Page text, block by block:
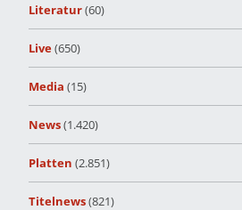
Literatur(60)
Live(650)
Media (15)
News(1.420)
Platten (2.851)
Titelnews(821)